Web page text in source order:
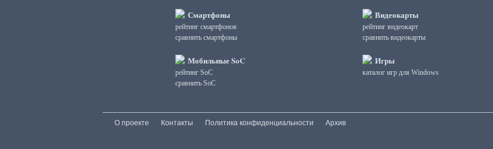
Смартфоны
рейтинг смартфонов
сравнить смартфоны
Мобильные SoC
рейтинг SoC
сравнить SoC
Видеокарты
рейтинг видеокарт
сравнить видеокарты
Игры
каталог игр для Windows
О проекте Контакты Политика конфиденциальности Архив